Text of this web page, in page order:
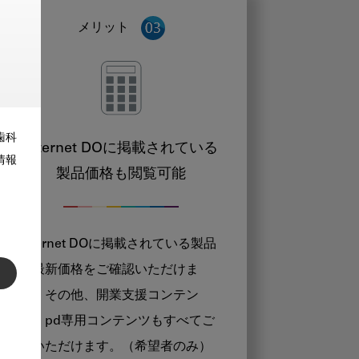
科
報
メリット
Internet DOに掲載されている
製品価格も閲覧可能
Internet DOに掲載されている製品
の最新価格をご確認いただけま
す。その他、開業支援コンテン
ツ、pd専用コンテンツもすべてご
覧いただけます。（希望者のみ）